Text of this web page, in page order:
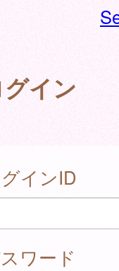
グイン
インID
ワード